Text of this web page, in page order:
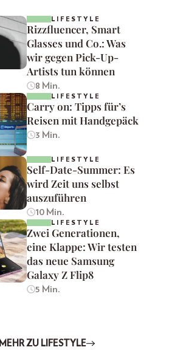
LIFESTYLE
Rizzfluencer, Smart
Glasses und Co.: Was
wir gegen Pick-Up-
Artists tun können
8 Min.
LIFESTYLE
Carry on: Tipps für’s
Reisen mit Handgepäck
3 Min.
LIFESTYLE
Self-Date-Summer: Es
wird Zeit uns selbst
auszuführen
10 Min.
LIFESTYLE
Zwei Generationen,
eine Klappe: Wir testen
das neue Samsung
Galaxy Z Flip8
5 Min.
MEHR ZU LIFESTYLE